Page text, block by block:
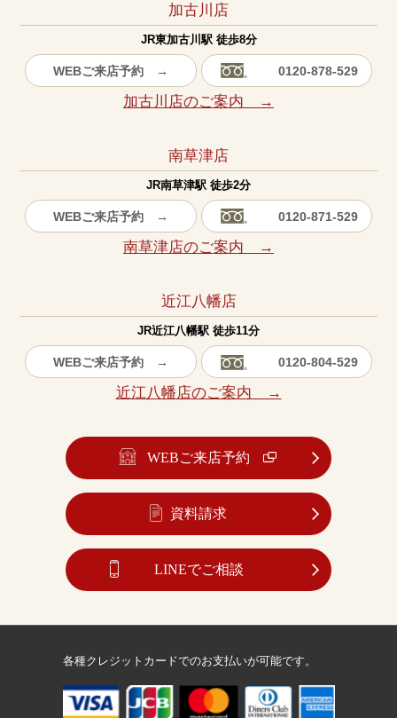
加古川店
JR東加古川駅 徒歩8分
WEBご来店予約 → 0120-878-529
加古川店のご案内 →
南草津店
JR南草津駅 徒歩2分
WEBご来店予約 → 0120-871-529
南草津店のご案内 →
近江八幡店
JR近江八幡駅 徒歩11分
WEBご来店予約 → 0120-804-529
近江八幡店のご案内 →
WEBご来店予約
資料請求
LINEでご相談
各種クレジットカードでのお支払いが可能です。